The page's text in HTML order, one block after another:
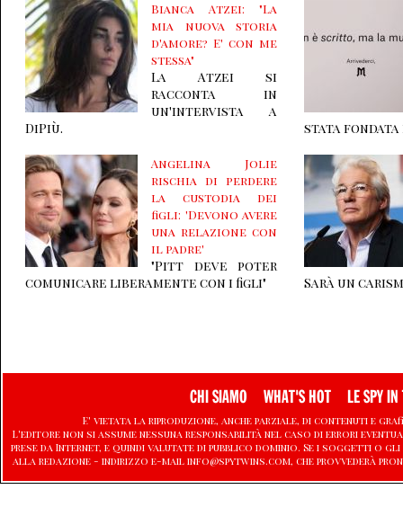
Bianca Atzei: "La
mia nuova storia
d'amore? E' con me
stessa"
La Atzei si
racconta in
un'intervista a
DiPiù.
stata fondata
Angelina Jolie
rischia di perdere
la custodia dei
figli: 'Devono avere
una relazione con
il padre'
"Pitt deve poter
comunicare liberamente con i figli"
Sarà un
CHI SIAMO WHAT'S HOT LE SPY IN
E' vietata la riproduzione, anche parziale, di contenuti e
L'editore non si assume nessuna responsabilità nel caso di errori
prese da Internet, e quindi valutate di pubblico dominio. Se i soggetti
alla redazione - indirizzo e-mail info@spytwins.com, che provvederà